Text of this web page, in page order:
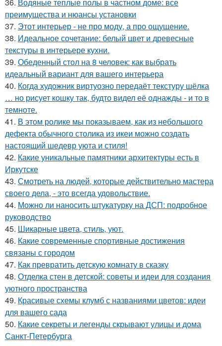
36. Водяные теплые полы в частном доме: все
преимущества и нюансы установки
37. Этот интерьер - не про моду, а про ощущение.
38. Идеальное сочетание: белый цвет и древесные
текстуры в интерьере кухни.
39. Обеденный стол на 8 человек: как выбрать
идеальный вариант для вашего интерьера
40. Когда художник виртуозно передаёт текстуру шёлка
… но рисует кошку так, будто видел её однажды - и то в
темноте.
41. В этом ролике мы показываем, как из небольшого
дефекта обычного столика из икеи можно создать
настоящий шедевр уюта и стиля!
42. Какие уникальные памятники архитектуры есть в
Иркутске
43. Смотреть на людей, которые действительно мастера
своего дела, - это всегда удовольствие.
44. Можно ли наносить штукатурку на ДСП: подробное
руководство
45. Шикарные цвета, стиль, уют.
46. Какие современные спортивные достижения
связаны с городом
47. Как превратить детскую комнату в сказку
48. Отделка стен в детской: советы и идеи для создания
уютного пространства
49. Красивые схемы клумб с названиями цветов: идеи
для вашего сада
50. Какие секреты и легенды скрывают улицы и дома
Санкт-Петербурга